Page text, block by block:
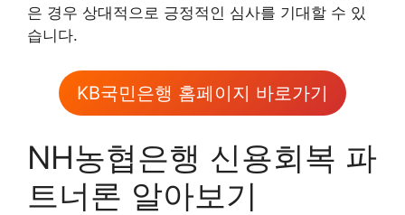
은 경우 상대적으로 긍정적인 심사를 기대할 수 있
습니다.
KB국민은행 홈페이지 바로가기
NH농협은행 신용회복 파
트너론 알아보기